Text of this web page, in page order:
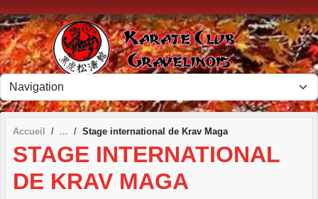
Accueil Stage international de Krav Maga
STAGE INTERNATIONAL
DE KRAV MAGA